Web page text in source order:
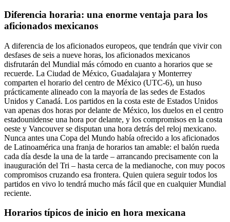
Diferencia horaria: una enorme ventaja para los
aficionados mexicanos
A diferencia de los aficionados europeos, que tendrán que vivir con
desfases de seis a nueve horas, los aficionados mexicanos
disfrutarán del Mundial más cómodo en cuanto a horarios que se
recuerde. La Ciudad de México, Guadalajara y Monterrey
comparten el horario del centro de México (UTC-6), un huso
prácticamente alineado con la mayoría de las sedes de Estados
Unidos y Canadá. Los partidos en la costa este de Estados Unidos
van apenas dos horas por delante de México, los duelos en el centro
estadounidense una hora por delante, y los compromisos en la costa
oeste y Vancouver se disputan una hora detrás del reloj mexicano.
Nunca antes una Copa del Mundo había ofrecido a los aficionados
de Latinoamérica una franja de horarios tan amable: el balón rueda
cada día desde la una de la tarde – arrancando precisamente con la
inauguración del Tri – hasta cerca de la medianoche, con muy pocos
compromisos cruzando esa frontera. Quien quiera seguir todos los
partidos en vivo lo tendrá mucho más fácil que en cualquier Mundial
reciente.
Horarios típicos de inicio en hora mexicana